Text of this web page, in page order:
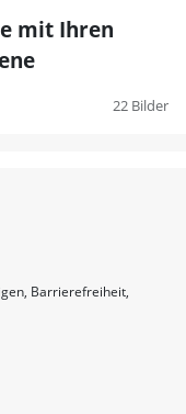
mit Ihren
22 Bilder
Barrierefreiheit